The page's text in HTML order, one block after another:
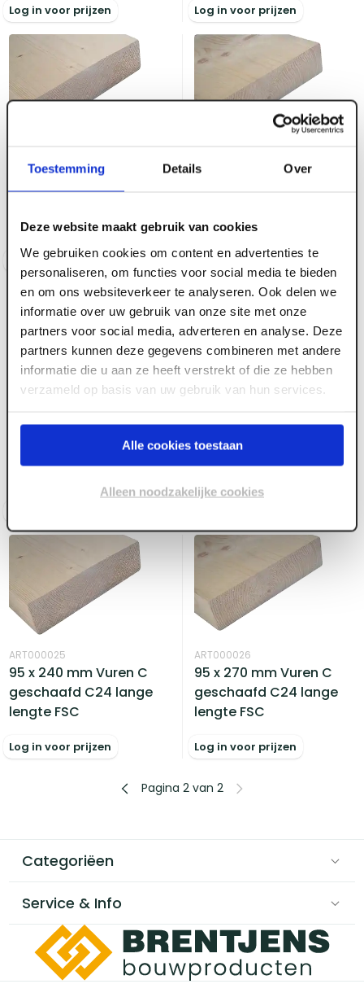
Toestemming Details Over
Deze website maakt gebruik van cookies
We gebruiken cookies om content en advertenties te
personaliseren, om functies voor social media te bieden
en om ons websiteverkeer te analyseren. Ook delen we
informatie over uw gebruik van onze site met onze
partners voor social media, adverteren en analyse. Deze
partners kunnen deze gegevens combineren met andere
informatie die u aan ze heeft verstrekt of die ze hebben
verzameld op basis van uw gebruik van hun services.
Alle cookies toestaan
Alleen noodzakelijke cookies
Log in voor prijzen Log in voor prijzen
70 x 245 mm Vuren C
geschaafd C24 FSC
Log in voor prijzen
ART000022
lengte FSC
Log in voor prijzen
95 x 195 mm Vuren C
geschaafd C24 FSC
95 x 220 mm Vuren C
ART000025
95 x 240 mm Vuren C
geschaafd C24 lange
lengte FSC
Log in voor prijzen
ART000026
95 x 270 mm Vuren C
geschaafd C24 lange
lengte FSC
Log in voor prijzen
Pagina 2 van 2
Categoriëen
Service & Info